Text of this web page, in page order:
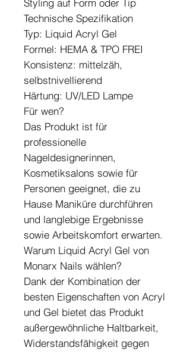
Styling auf Form oder Tip
Technische Spezifikation
Typ: Liquid Acryl Gel
Formel: HEMA & TPO FREI
Konsistenz: mittelzäh,
selbstnivellierend
Härtung: UV/LED Lampe
Für wen?
Das Produkt ist für
professionelle
Nageldesignerinnen,
Kosmetiksalons sowie für
Personen geeignet, die zu
Hause Maniküre durchführen
und langlebige Ergebnisse
sowie Arbeitskomfort erwarten.
Warum Liquid Acryl Gel von
Monarx Nails wählen?
Dank der Kombination der
besten Eigenschaften von Acryl
und Gel bietet das Produkt
außergewöhnliche Haltbarkeit,
Widerstandsfähigkeit gegen